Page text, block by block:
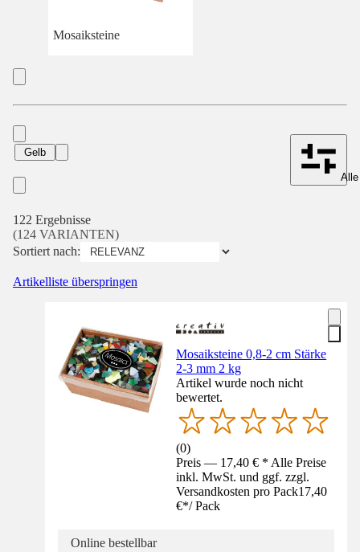
Mosaiksteine
Gelb
122 Ergebnisse
(124 VARIANTEN)
Sortiert nach:
Artikelliste überspringen
Mosaiksteine 0,8-2 cm Stärke
2-3 mm 2 kg
Artikel wurde noch nicht
bewertet.
(0)
Preis — 17,40 € * Alle Preise
inkl. MwSt. und ggf. zzgl.
Versandkosten pro Pack17,40
€*/ Pack
Online bestellbar